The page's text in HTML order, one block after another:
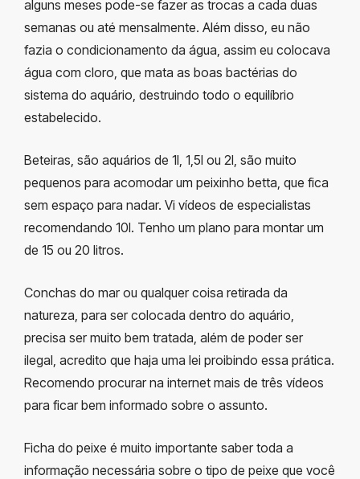
alguns meses pode-se fazer as trocas a cada duas
semanas ou até mensalmente. Além disso, eu não
fazia o condicionamento da água, assim eu colocava
água com cloro, que mata as boas bactérias do
sistema do aquário, destruindo todo o equilíbrio
estabelecido.
Beteiras, são aquários de 1l, 1,5l ou 2l, são muito
pequenos para acomodar um peixinho betta, que fica
sem espaço para nadar. Vi vídeos de especialistas
recomendando 10l. Tenho um plano para montar um
de 15 ou 20 litros.
Conchas do mar ou qualquer coisa retirada da
natureza, para ser colocada dentro do aquário,
precisa ser muito bem tratada, além de poder ser
ilegal, acredito que haja uma lei proibindo essa prática.
Recomendo procurar na internet mais de três vídeos
para ficar bem informado sobre o assunto.
Ficha do peixe é muito importante saber toda a
informação necessária sobre o tipo de peixe que você